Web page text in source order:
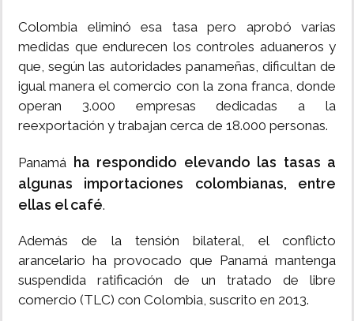
Colombia eliminó esa tasa pero aprobó varias
medidas que endurecen los controles aduaneros y
que, según las autoridades panameñas, dificultan de
igual manera el comercio con la zona franca, donde
operan 3.000 empresas dedicadas a la
reexportación y trabajan cerca de 18.000 personas.
Panamá ha respondido elevando las tasas a
algunas importaciones colombianas, entre
ellas el café.
Además de la tensión bilateral, el conflicto
arancelario ha provocado que Panamá mantenga
suspendida ratificación de un tratado de libre
comercio (TLC) con Colombia, suscrito en 2013.